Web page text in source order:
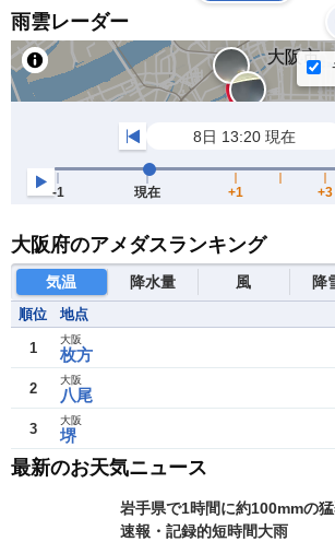
雨雲レーダー
大阪府のアメダスランキング
気温 降水量 風 降
順位 地点
1 枚方
大阪
2 八尾
大阪
3 堺
大阪
最新のお天気ニュース
岩手県で1時間に約100mmの
速報・記録的短時間大雨